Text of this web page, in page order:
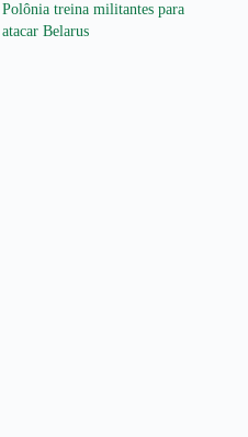
Polônia treina militantes para
atacar Belarus